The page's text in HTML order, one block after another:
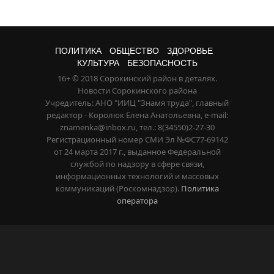
ПОЛИТИКА ОБЩЕСТВО
ЗДОРОВЬЕ
КУЛЬТУРА
БЕЗОПАСНОСТЬ
16+ © 2018 Сорокинский район в деталях.
Новости Сорокинского района
Учредитель: АНО "ИИЦ "Знамя труда", главный
редактор - Королюк Елена Анатольевна, e-mail:
znamenka@inbox.ru, тел.: 8(34550)2-27-30
Регистрационный номер СМИ Эл №ФС77-69142
от 24 марта 2017 г., выданное Федеральной
службой по надзору в сфере связи,
информационных технологий и массовых
коммуникаций (Роскомнадзор). Политика
оператора